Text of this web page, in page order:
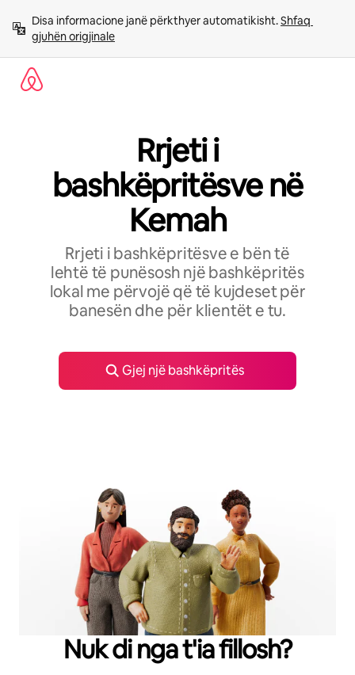
përmbajtja
Disa informacione janë përkthyer automatikisht. Shfaq
gjuhën origjinale
Rrjeti i
bashkëpritësve në
Kemah
Rrjeti i bashkëpritësve e bën të
lehtë të punësosh një bashkëpritës
lokal me përvojë që të kujdeset për
banesën dhe për klientët e tu.
Gjej një bashkëpritës
Nuk di nga t'ia fillosh?